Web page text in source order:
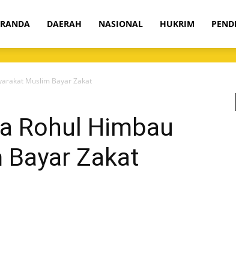
DAERAH NASIONAL HUKRIM
Muslim Bayar Zakat
Rohul Himbau
Zakat